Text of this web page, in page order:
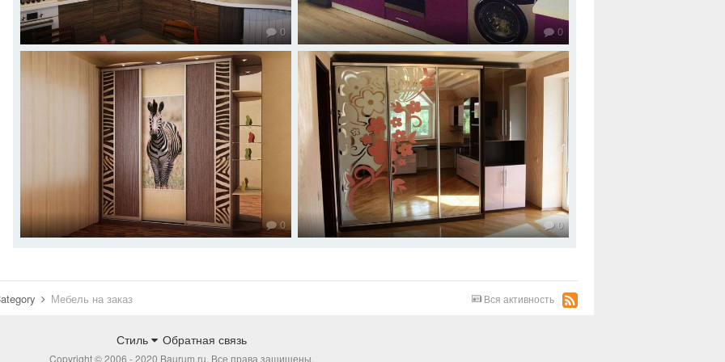
0 0
0 0
Вся активность
Мебель на заказ
Стиль Обратная связь
Copyright © 2006 - 2020 Baurum.ru. Все права защищены.